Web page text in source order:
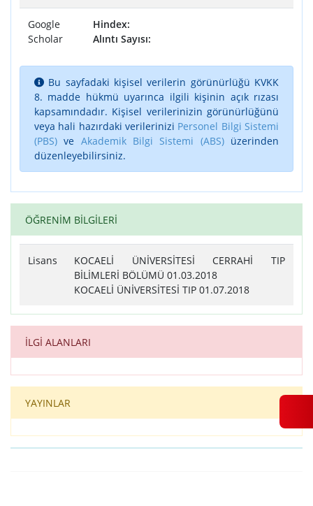
Google
Scholar
Hindex:
Alıntı Sayısı:
Bu sayfadaki kişisel verilerin görünürlüğü KVKK
8. madde hükmü uyarınca ilgili kişinin açık rızası
kapsamındadır. Kişisel verilerinizin görünürlüğünü
veya hali hazırdaki verilerinizi Personel Bilgi Sistemi
(PBS) ve Akademik Bilgi Sistemi (ABS)üzerinden
düzenleyebilirsiniz.
ÖĞRENİM BİLGİLERİ
Lisans
KOCAELİ ÜNİVERSİTESİ CERRAHİ TIP
BİLİMLERİ BÖLÜMÜ 01.03.2018
KOCAELİ ÜNİVERSİTESİ TIP 01.07.2018
İLGİ ALANLARI
YAYINLAR